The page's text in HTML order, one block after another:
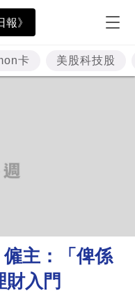
》
卡 美股科技股
主：「俾係
財入門